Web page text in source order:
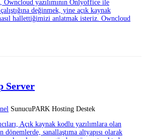
Owncloud yazılımının Onlyoffice ile
değinmek, yine açık kaynak
hallettiğimizi anlatmak isteriz. Owncloud
Server
SunucuPARK Hosting Destek
Açık kaynak kodlu yazılımlara olan
dönemlerde, sanallaştıma altyapısı olarak